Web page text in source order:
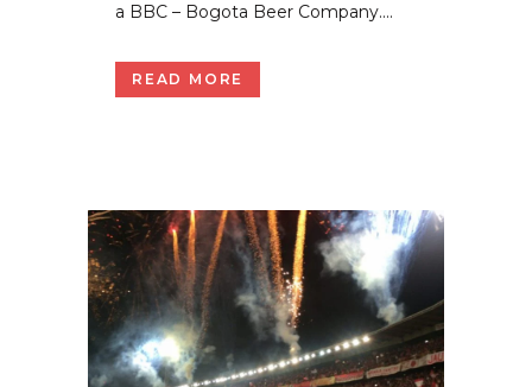
a BBC – Bogota Beer Company....
READ MORE